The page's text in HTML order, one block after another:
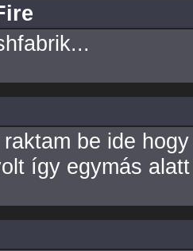
be ide
így egymás